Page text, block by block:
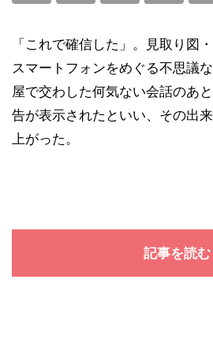
「これで確信した」。見取り図
スマートフォンをめぐる不思議
屋で交わした何気ない会話のあ
告が表示されたといい、その出
上がった。
記事を読む